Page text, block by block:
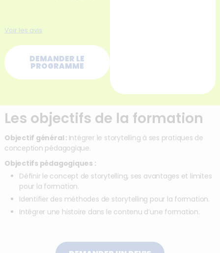
Voir les avis
DEMANDER LE
PROGRAMME
Les objectifs de la formation
Objectif général : Intégrer le storytelling à ses pratiques de
conception pédagogique.
Objectifs pédagogiques :
Définir le concept de storytelling, ses avantages et limites
pour la formation.
Identifier des méthodes de storytelling pour la formation.
Intégrer une histoire dans le contenu d’une formation.